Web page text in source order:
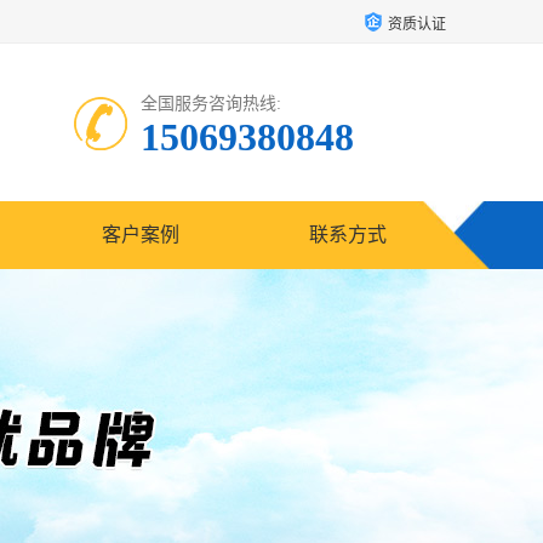
资质认证
全国服务咨询热线:
15069380848
客户案例 联系方式